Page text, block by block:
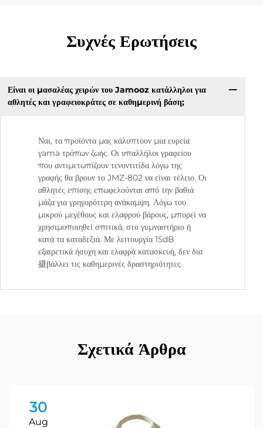
Συχνές Ερωτήσεις
Είναι οι μασαλέας χειρών του Jamooz κατάλληλοι για
αθλητές και γραφειοκράτες σε καθημερινή βάση;
Ναι, τα προϊόντα μας κάλυπτουν μια ευρεία
γama τρόπων ζωής. Οι υπαλλήλοι γραφείου
που αντιμετωπίζουν τενοντιτίδα λόγω της
γραφής θα βρουν το JMZ-802 να είναι τέλειο. Οι
αθλητές επίσης επωφελούνται από την βαθιά
μάζα για γρηγορότερη ανάκαμψη. Λόγω του
μικρού μεγέθους και ελαφρού βάρους, μπορεί να
χρησιμοποιηθεί σπιτικά, στο γυμναστήριο ή
κατά τα καταδεξιά. Με λειτουργία 15dB
εξαιρετικά ήσυχη και ελαφρά κατασκευή, δεν δια
摄βάλλει τις καθημερινές δραστηριότητες.
Σχετικά Άρθρα
30
Aug